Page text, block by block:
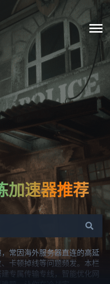
加速器推荐
常因海外服务器直连的高延
卡顿掉线等问题频发。本栏
专属传输专线，智能优化网